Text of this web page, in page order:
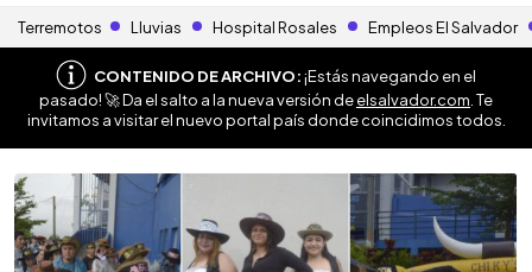
Terremotos Lluvias Hospital Rosales Empleos El Salvador
CONTENIDO DE ARCHIVO:¡Estás navegando en el
pasado! 🚀 Da el salto a la nueva versión deelsalvador.com . Te
invitamos a visitar el nuevo portal país donde coincidimos todos.